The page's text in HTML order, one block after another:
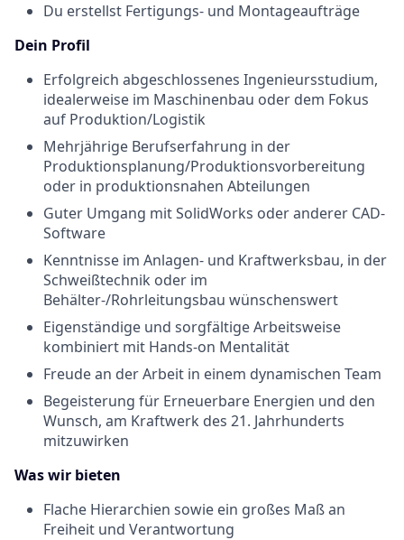
Du erstellst Fertigungs- und Montageaufträge
Dein Profil
Erfolgreich abgeschlossenes Ingenieursstudium,
idealerweise im Maschinenbau oder dem Fokus
auf Produktion/Logistik
Mehrjährige Berufserfahrung in der
Produktionsplanung/Produktionsvorbereitung
oder in produktionsnahen Abteilungen
Guter Umgang mit SolidWorks oder anderer CAD-
Software
Kenntnisse im Anlagen- und Kraftwerksbau, in der
Schweißtechnik oder im
Behälter-/Rohrleitungsbau wünschenswert
Eigenständige und sorgfältige Arbeitsweise
kombiniert mit Hands-on Mentalität
Freude an der Arbeit in einem dynamischen Team
Begeisterung für Erneuerbare Energien und den
Wunsch, am Kraftwerk des 21. Jahrhunderts
mitzuwirken
Was wir bieten
Flache Hierarchien sowie ein großes Maß an
Freiheit und Verantwortung